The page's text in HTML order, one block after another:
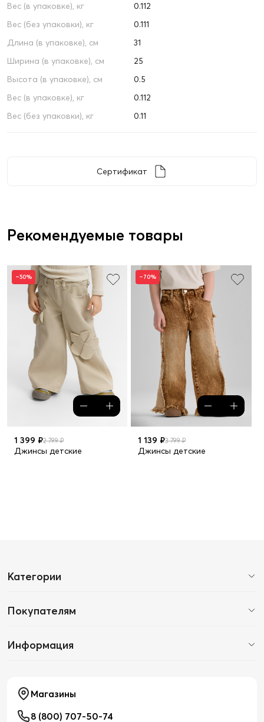
Вес (в упаковке), кг
0.112
Вес (без упаковки), кг
0.111
Длина (в упаковке), см
31
Ширина (в упаковке), см
25
Высота (в упаковке), см
0.5
Вес (в упаковке), кг
0.112
Вес (без упаковки), кг
0.11
Сертификат
Рекомендуемые товары
–50%
1 399 ₽2 799 ₽
Джинсы детские
–70%
1 139 ₽3 799 ₽
Джинсы детские
Категории
Покупателям
Информация
Магазины
8 (800) 707-50-74